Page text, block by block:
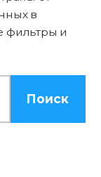
в
фильтры и
Поиск